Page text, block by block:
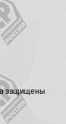
защищены